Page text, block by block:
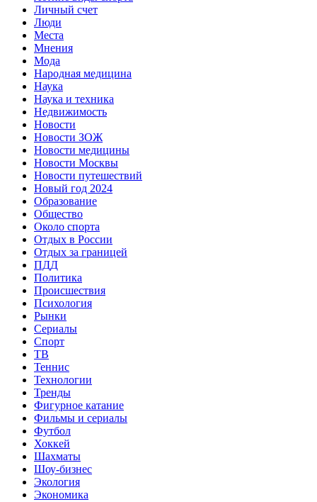
Личный счет
Люди
Места
Мнения
Мода
Народная медицина
Наука
Наука и техника
Недвижимость
Новости
Новости ЗОЖ
Новости медицины
Новости Москвы
Новости путешествий
Новый год 2024
Образование
Общество
Около спорта
Отдых в России
Отдых за границей
ПДД
Политика
Происшествия
Психология
Рынки
Сериалы
Спорт
ТВ
Теннис
Технологии
Тренды
Фигурное катание
Фильмы и сериалы
Футбол
Хоккей
Шахматы
Шоу-бизнес
Экология
Экономика